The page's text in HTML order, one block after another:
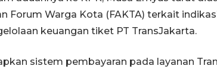
Forum Warga Kota (FAKTA) terkait
keuangan tiket PT TransJakarta.
sistem pembayaran pada layanan